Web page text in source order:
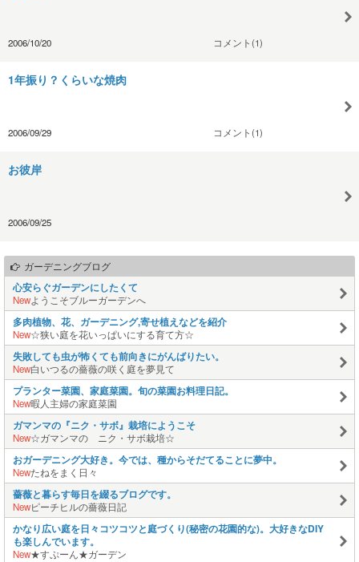
2006/10/20 コメント(1)
1年振り？くらいな焼肉
2006/09/29 コメント(1)
お彼岸
2006/09/25
ガーデニングブログ
心安らぐガーデンにしたくて
Newようこそブルーガーデンへ
多肉植物、花、ガーデニング,寄せ植えなどを紹介
New☆狭い庭を花いっぱいにする育て方☆
失敗しても虫が怖くても前向きにがんばりたい。
New白いつるの薔薇の咲く庭を夢見て
プランター菜園、家庭菜園。旬の菜園お料理日記。
New暇人主婦の家庭菜園
ガマンマの『ニク・サボ』栽培にようこそ
New☆ガマンマの ニク・サボ栽培☆
おガーデニング大好き。今では、種からそだてることに夢中。
Newたねをまく日々
薔薇と暮らす毎日を綴るブログです。
Newピーチヒルの薔薇日記
かなり広い庭を日々コツコツと庭づくり(秘密の花園的な)。大好きなDIY
も楽しんでいます。
New★すぷーん★ガーデン